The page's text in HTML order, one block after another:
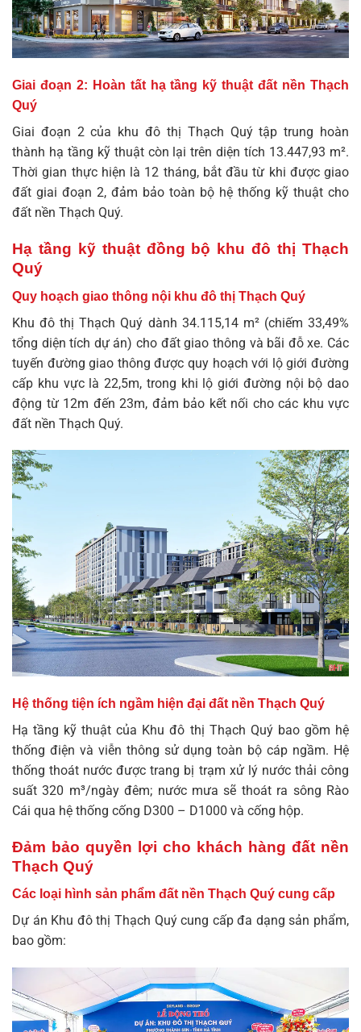
Giai đoạn 2: Hoàn tất hạ tầng kỹ thuật đất nền Thạch
Quý
Giai đoạn 2 của khu đô thị Thạch Quýtập trung hoàn
thành hạ tầng kỹ thuật còn lại trên diện tích 13.447,93 m².
Thời gian thực hiện là 12 tháng, bắt đầu từ khi được giao
đất giai đoạn 2, đảm bảo toàn bộ hệ thống kỹ thuật cho
đất nền Thạch Quý.
Hạ tầng kỹ thuật đồng bộ khu đô thị Thạch
Quý
Quy hoạch giao thông nội khu đô thị Thạch Quý
Khu đô thị Thạch Quý dành 34.115,14 m² (chiếm 33,49%
tổng diện tích dự án) cho đất giao thông và bãi đỗ xe. Các
tuyến đường giao thông được quy hoạch với lộ giới đường
cấp khu vực là 22,5m, trong khi lộ giới đường nội bộ dao
động từ 12m đến 23m, đảm bảo kết nối cho các khu vực
đất nền Thạch Quý.
Hệ thống tiện ích ngầm hiện đại đất nền Thạch Quý
Hạ tầng kỹ thuật của Khu đô thị Thạch Quý bao gồm hệ
thống điện và viễn thông sử dụng toàn bộ cáp ngầm. Hệ
thống thoát nước được trang bị trạm xử lý nước thải công
suất 320 m³/ngày đêm; nước mưa sẽ thoát ra sông Rào
Cái qua hệ thống cống D300 – D1000 và cống hộp.
Đảm bảo quyền lợi cho khách hàng đất nền
Thạch Quý
Các loại hình sản phẩm đất nền Thạch Quý cung cấp
Dự án Khu đô thị Thạch Quý cung cấp đa dạng sản phẩm,
bao gồm: